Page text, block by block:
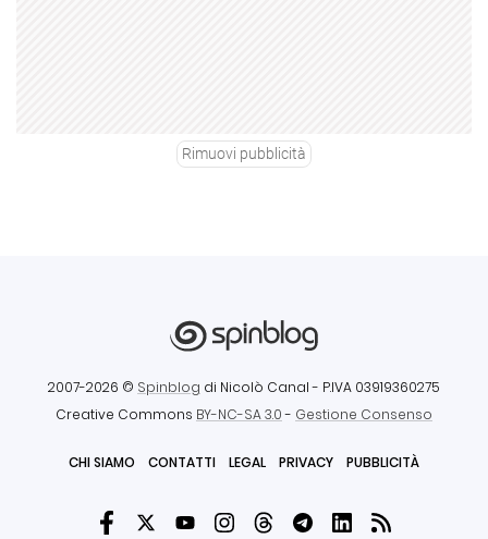
Rimuovi pubblicità
2007-2026 © Spinblog di Nicolò Canal - P.IVA 03919360275
Creative Commons BY-NC-SA 3.0- Gestione Consenso
CHI SIAMO CONTATTI LEGAL PRIVACY PUBBLICITÀ